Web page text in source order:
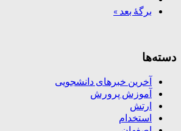
برگهٔ بعد »
دسته‌ها
آخرین خبرهای دانشجویی
آموزش پرورش
ارتش
استخدام